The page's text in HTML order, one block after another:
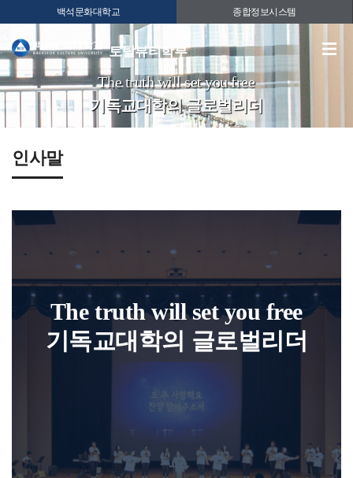
백석문화대학교 종합정보시스템
토탈뷰티학부
The truth will set you free
기독교대학의 글로벌리더
인사말
The truth will set you free
기독교대학의 글로벌리더